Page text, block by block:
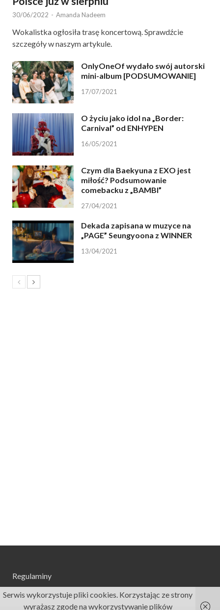
30/06/2022 - Amanda Nadeem
Wokalistka ogłosiła trasę koncertową. Sprawdźcie
szczegóły w naszym artykule.
OnlyOneOf wydało swój autorski
mini-album [PODSUMOWANIE]
17/07/2021
O życiu jako idol na „Border:
Carnival” od ENHYPEN
16/05/2021
Czym dla Baekyuna z EXO jest
miłość? Podsumowanie
comebacku z „BAMBI”
27/04/2021
Dekada zapisana w muzyce na
„PAGE” Seungyoona z WINNER
13/04/2021
Regulaminy
Serwis wykorzystuje pliki cookies. Korzystając ze strony
wyrażasz zgodę na wykorzystywanie plików